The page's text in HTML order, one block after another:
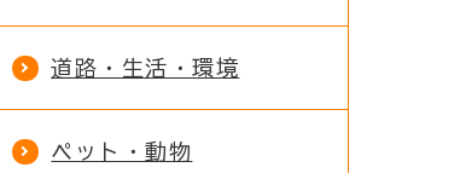
道路・生活・環境
ペット・動物